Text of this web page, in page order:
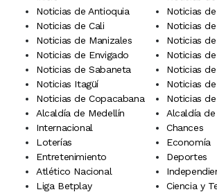
Noticias de Antioquia
Noticias
Noticias de Cali
Noticias
Noticias de Manizales
Noticias
Noticias de Envigado
Noticias
Noticias de Sabaneta
Noticias
Noticias Itagüí
Noticias
Noticias de Copacabana
Noticias
Alcaldía de Medellín
Alcaldía
Internacional
Chances
Loterías
Economía
Entretenimiento
Deportes
Atlético Nacional
Liga Betplay
Ciencia y